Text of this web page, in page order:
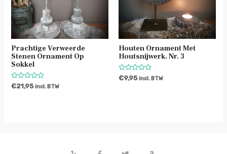
Prachtige Verweerde
Stenen Ornament Op
Sokkel
Waardering
€21,95 incl. BTW
Houten Ornament Met
Houtsnijwerk. Nr. 3
Waardering
€9,95 incl. BTW